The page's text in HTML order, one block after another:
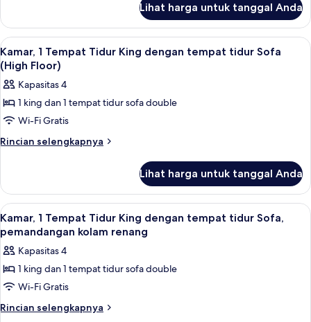
dengan
tempat
tidur
Sofa,
akses
difabel
(Shower)
Kamar,
Tempat
Tidur
King
dengan
tempat
Sofa,
akses
difabel
Lihat harga untuk tanggal Anda
Lihat
semua
foto
untuk
Kamar,
1
Tempat
dengan
tempat
tidur
Sofa
(High
Floor)
Seprai premium, bantalan ekstra
5
Kamar, 1 Tempat Tidur King dengan tempat tidur Sofa
(High Floor)
Kapasitas 4
1 king dan 1 tempat tidur sofa double
Wi-Fi Gratis
Rincian selengkapnya
Rincian
Kamar,
Tempat
Tidur
King
dengan
tempat
Sofa
(High
Floor)
Lihat harga untuk tanggal Anda
Lihat
semua
foto
untuk
Kamar,
1
Tempat
Seprai premium, bantalan ekstra
5
Kamar, 1 Tempat Tidur King dengan tempat tidur Sofa,
pemandangan kolam renang
Kapasitas 4
1 king dan 1 tempat tidur sofa double
Wi-Fi Gratis
Rincian selengkapnya
Rincian